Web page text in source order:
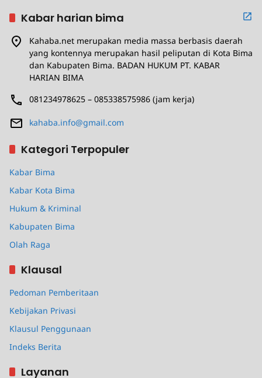
Kabar harian bima
Kahaba.net merupakan media massa berbasis daerah
yang kontennya merupakan hasil peliputan di Kota Bima
dan Kabupaten Bima. BADAN HUKUM PT. KABAR
HARIAN BIMA
081234978625 – 085338575986 (jam kerja)
kahaba.info@gmail.com
Kategori Terpopuler
Kabar Bima
Kabar Kota Bima
Hukum & Kriminal
Kabupaten Bima
Olah Raga
Klausal
Pedoman Pemberitaan
Kebijakan Privasi
Klausul Penggunaan
Indeks Berita
Layanan